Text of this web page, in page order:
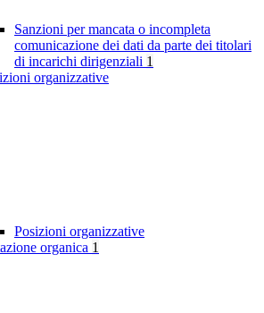
Sanzioni per mancata o incompleta
comunicazione dei dati da parte dei titolari
di incarichi dirigenziali 1
organizzative
Posizioni organizzative
organica 1